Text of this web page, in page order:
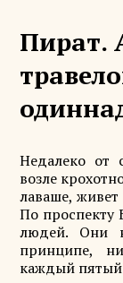
Пират.
Недалеко от
возле
лаваше, живет
По проспекту
людей. Они
принципе,
каждый